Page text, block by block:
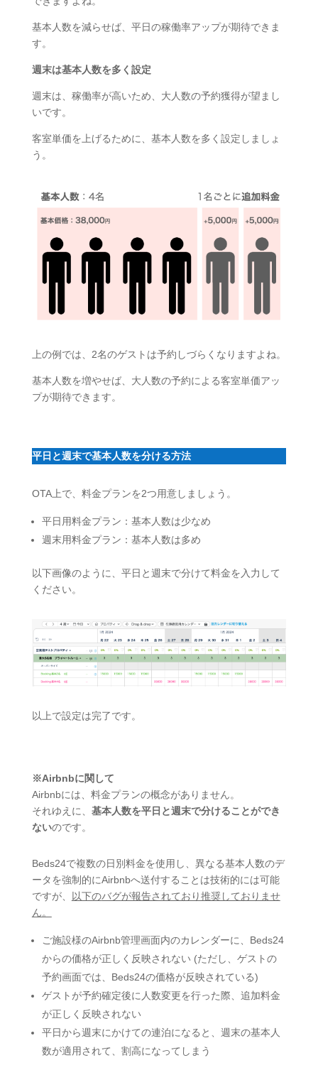
基本人数を減らせば、平日の稼働率アップが期待できま
す。
週末は基本人数を多く設定
週末は、稼働率が高いため、大人数の予約獲得が望まし
いです。
客室単価を上げるために、基本人数を多く設定しましょ
う。
上の例では、2名のゲストは予約しづらくなりますよね。
基本人数を増やせば、大人数の予約による客室単価アッ
プが期待できます。
平日と週末で基本人数を分ける方法
OTA上で、料金プランを2つ用意しましょう。
平日用料金プラン：基本人数は少なめ
週末用料金プラン：基本人数は多め
以下画像のように、平日と週末で分けて料金を入力して
ください。
以上で設定は完了です。
※Airbnbに関して
Airbnbには、料金プランの概念がありません。
それゆえに、 基本人数を平日と週末で分けることができ
ないのです。
Beds24で複数の日別料金を使用し、異なる基本 人数のデ
ータを強制的にAirbnbへ送付することは技術的には可能
ですが、
以下のバグが報告されており推奨しておりませ
ん。
ご施設様のAirbnb管理画面内のカレンダーに、Beds24
からの価格が正しく反映されない (ただし、ゲストの
予約画面では、Beds24の価格が反映されている)
ゲストが予約確定後に 人数変更を行った際、追加料金
が正しく反映されない
平日から週末にかけての連泊になると、週末の基本人
数が適用されて、割高になってしまう